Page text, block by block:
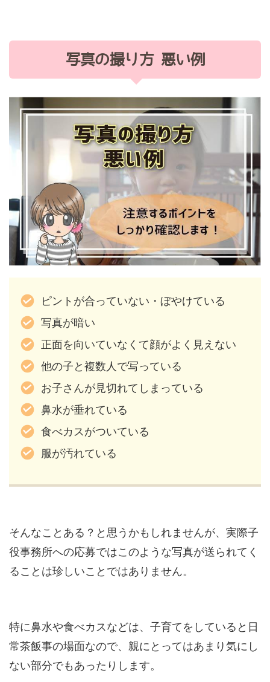
写真の撮り方 悪い例
ピントが合っていない・ぼやけている
写真が暗い
正面を向いていなくて顔がよく見えない
他の子と複数人で写っている
お子さんが見切れてしまっている
鼻水が垂れている
食べカスがついている
服が汚れている
そんなことある？と思うかもしれませんが、実際子
役事務所への応募ではこのような写真が送られてく
ることは珍しいことではありません。
特に鼻水や食べカスなどは、子育てをしていると日
常茶飯事の場面なので、親にとってはあまり気にし
ない部分でもあったりします。